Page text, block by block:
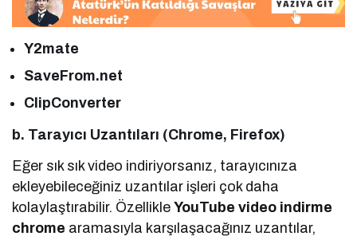
Y2mate
SaveFrom.net
ClipConverter
b. Tarayıcı Uzantıları (Chrome, Firefox)
Eğer sık sık video indiriyorsanız, tarayıcınıza
ekleyebileceğiniz uzantılar işleri çok daha
kolaylaştırabilir. ÖzellikleYouTube video indirme
chrome aramasıyla karşılaşacağınız uzantılar,